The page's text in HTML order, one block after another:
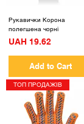
Рукавички Корона
полегшена чорні
Price
UAH 19.62
Add to Cart
ТОП ПРОДАЖІВ